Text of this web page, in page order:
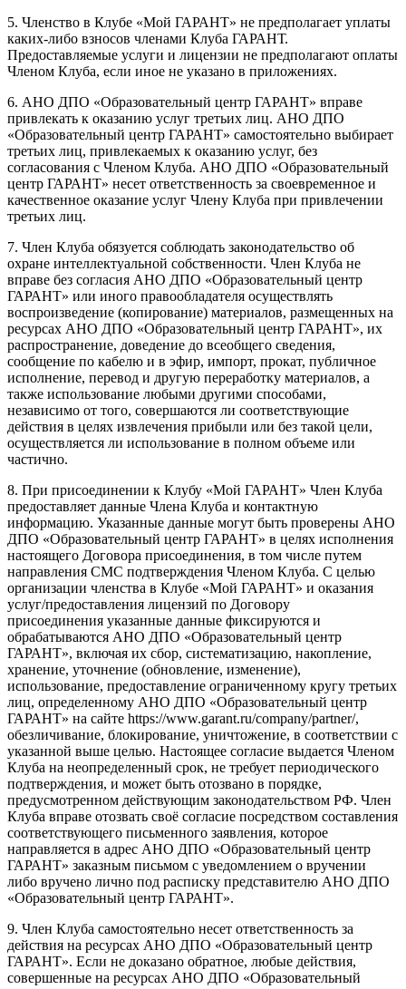
5. Членство в Клубе «Мой ГАРАНТ» не предполагает уплаты
каких-либо взносов членами Клуба ГАРАНТ.
Предоставляемые услуги и лицензии не предполагают оплаты
Членом Клуба, если иное не указано в приложениях.
6. АНО ДПО «Образовательный центр ГАРАНТ» вправе
привлекать к оказанию услуг третьих лиц. АНО ДПО
«Образовательный центр ГАРАНТ» самостоятельно выбирает
третьих лиц, привлекаемых к оказанию услуг, без
согласования с Членом Клуба. АНО ДПО «Образовательный
центр ГАРАНТ» несет ответственность за своевременное и
качественное оказание услуг Члену Клуба при привлечении
третьих лиц.
7. Член Клуба обязуется соблюдать законодательство об
охране интеллектуальной собственности. Член Клуба не
вправе без согласия АНО ДПО «Образовательный центр
ГАРАНТ» или иного правообладателя осуществлять
воспроизведение (копирование) материалов, размещенных на
ресурсах АНО ДПО «Образовательный центр ГАРАНТ», их
распространение, доведение до всеобщего сведения,
сообщение по кабелю и в эфир, импорт, прокат, публичное
исполнение, перевод и другую переработку материалов, а
также использование любыми другими способами,
независимо от того, совершаются ли соответствующие
действия в целях извлечения прибыли или без такой цели,
осуществляется ли использование в полном объеме или
частично.
8. При присоединении к Клубу «Мой ГАРАНТ» Член Клуба
предоставляет данные Члена Клуба и контактную
информацию. Указанные данные могут быть проверены АНО
ДПО «Образовательный центр ГАРАНТ» в целях исполнения
настоящего Договора присоединения, в том числе путем
направления СМС подтверждения Членом Клуба. С целью
организации членства в Клубе «Мой ГАРАНТ» и оказания
услуг/предоставления лицензий по Договору
присоединения указанные данные фиксируются и
обрабатываются АНО ДПО «Образовательный центр
ГАРАНТ», включая их сбор, систематизацию, накопление,
хранение, уточнение (обновление, изменение),
использование, предоставление ограниченному кругу третьих
лиц, определенному АНО ДПО «Образовательный центр
ГАРАНТ» на сайте https://www.garant.ru/company/partner/,
обезличивание, блокирование, уничтожение, в соответствии с
указанной выше целью. Настоящее согласие выдается Членом
Клуба на неопределенный срок, не требует периодического
подтверждения, и может быть отозвано в порядке,
предусмотренном действующим законодательством РФ. Член
Клуба вправе отозвать своё согласие посредством составления
соответствующего письменного заявления, которое
направляется в адрес АНО ДПО «Образовательный центр
ГАРАНТ» заказным письмом с уведомлением о вручении
либо вручено лично под расписку представителю АНО ДПО
«Образовательный центр ГАРАНТ».
9. Член Клуба самостоятельно несет ответственность за
действия на ресурсах АНО ДПО «Образовательный центр
ГАРАНТ». Если не доказано обратное, любые действия,
совершенные на ресурсах АНО ДПО «Образовательный